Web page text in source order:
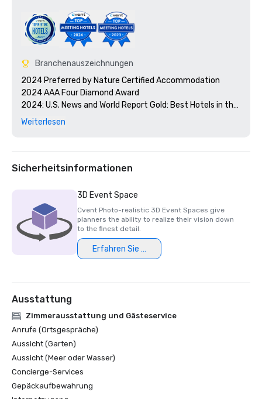
Branchenauszeichnungen
2024 Preferred by Nature Certified Accommodation
2024 AAA Four Diamond Award
2024: U.S. News and World Report Gold: Best Hotels in the
Caribbean
2024 Conde Nast Traveler - Reader's Choice Award Top
Resorts in the Atlantic Islands
Weiterlesen
Sicherheitsinformationen
3D Event Space
Cvent Photo-realistic 3D Event Spaces give
planners the ability to realize their vision down
to the finest detail.
Erfahren Sie mehr
Ausstattung
Zimmerausstattung und Gästeservice
Anrufe (Ortsgespräche)
Aussicht (Garten)
Aussicht (Meer oder Wasser)
Concierge-Services
Gepäckaufbewahrung